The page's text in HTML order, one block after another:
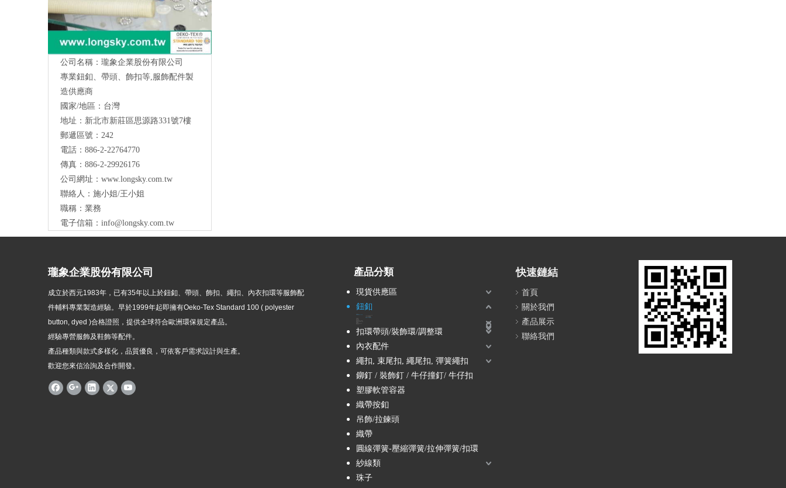
Long Sky- 服裝輔料、鈕扣、扣環、繩扣、
服飾配件製造供應
公司名稱：瓏象企業股份有限公司
專業鈕釦、帶頭、飾扣等,服飾配件製
造供應商
國家/地區：台灣
地址：新北市新莊區思源路331號7樓
郵遞區號：242
電話：886-2-22764770
傳真：886-2-29926176
公司網址： www.longsky.com.tw
聯絡人：施小姐/王小姐
職稱：業務
電子信箱： info@longsky.com.tw
瓏象企業股份有限公司
成立於西元1983年， 已有35年以上於鈕釦、帶頭、飾扣、繩扣、內衣扣環等服飾配
件輔料專業製造經驗。早於1999年起即擁有Oeko-Tex Standard 100 ( polyester
button, dyed )合格證照，提供全球符合歐洲環保規定產品。
經驗專營服飾及鞋飾等配件。
產品種類與款式多樣化，品質優良，可依客戶需求設計與生產。
歡迎您來信洽詢及合作開發。
產品分類
現貨供應區
鈕釦
扣環帶頭/裝飾環/調整環
內衣配件
繩扣, 束尾扣, 繩尾扣, 彈簧繩扣
鉚釘 / 裝飾釘 / 牛仔撞釘/ 牛仔扣
塑膠軟管容器
織帶按釦
吊飾/拉鍊頭
織帶
圓線彈簧-壓縮彈簧/拉伸彈簧/扣環
紗線類
珠子
快速鏈結
首頁
關於我們
產品展示
聯絡我們